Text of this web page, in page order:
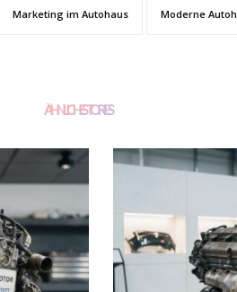
Marketing im Autohaus Moderne
ÄHNLICHE STORIES